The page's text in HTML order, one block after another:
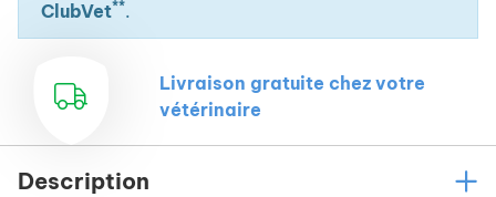
ClubVet**.
Livraison gratuite chez votre
vétérinaire
Description